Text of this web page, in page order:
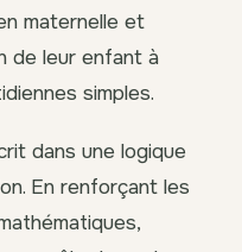
maternelle et
de leur enfant à
simples.
dans une logique
En renforçant les